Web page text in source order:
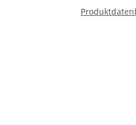
251.A13